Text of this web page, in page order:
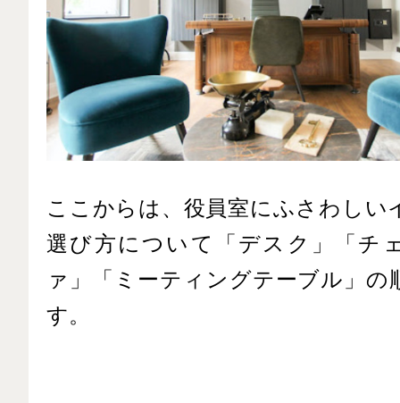
ここからは、役員室にふさわしい
選び方について「デスク」「チ
ァ」「ミーティングテーブル」の
す。